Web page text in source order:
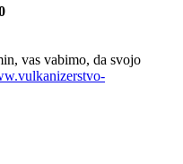
vas vabimo, da svojo